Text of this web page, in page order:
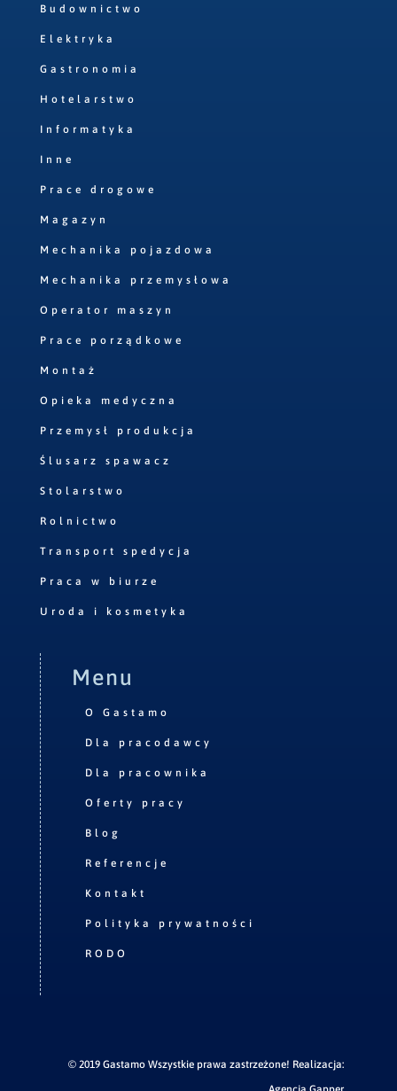
Budownictwo
Elektryka
Gastronomia
Hotelarstwo
Informatyka
Inne
Prace drogowe
Magazyn
Mechanika pojazdowa
Mechanika przemysłowa
Operator maszyn
Prace porządkowe
Montaż
Opieka medyczna
Przemysł produkcja
Ślusarz spawacz
Stolarstwo
Rolnictwo
Transport spedycja
Praca w biurze
Uroda i kosmetyka
Menu
O Gastamo
Dla pracodawcy
Dla pracownika
Oferty pracy
Blog
Referencje
Kontakt
Polityka prywatności
RODO
© 2019 Gastamo Wszystkie prawa zastrzeżone! Realizacja: